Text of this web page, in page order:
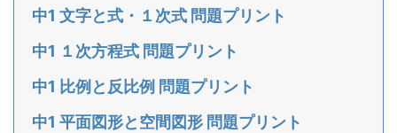
中1 文字と式・１次式 問題プリント
中1 １次方程式 問題プリント
中1 比例と反比例 問題プリント
中1 平面図形と空間図形 問題プリント